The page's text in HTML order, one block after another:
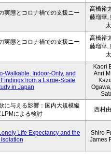
実態とコロナ禍での支援ニー
高橋裕
藤瑠華,
太
実態とコロナ禍での支援ニー
高橋裕
藤瑠華,
太
Walkable, Indoor-Only, and
from a Large-Scale
in Japan
Kaori
Anri
に与える影響：国内大規模縦
による検討
西村
Life Expectancy and the
Shiro
James